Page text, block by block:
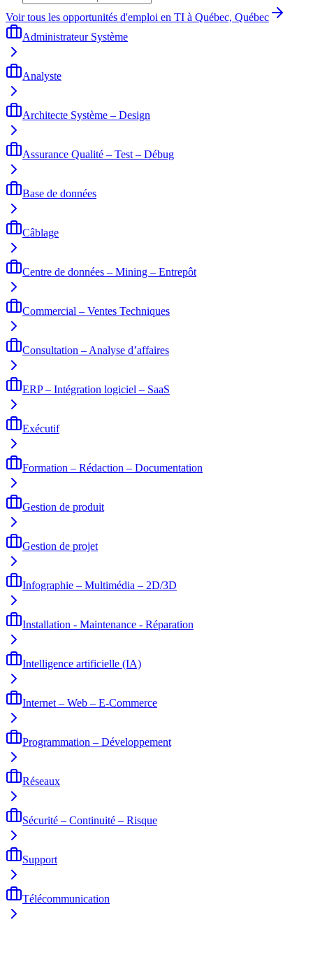
Voir tous les opportunités d'emploi en TI à Québec, Québec
Administrateur Système
Analyste
Architecte Système – Design
Assurance Qualité – Test – Débug
Base de données
Câblage
Centre de données – Mining – Entrepôt
Commercial – Ventes Techniques
Consultation – Analyse d’affaires
ERP – Intégration logiciel – SaaS
Exécutif
Formation – Rédaction – Documentation
Gestion de produit
Gestion de projet
Infographie – Multimédia – 2D/3D
Installation - Maintenance - Réparation
Intelligence artificielle (IA)
Internet – Web – E-Commerce
Programmation – Développement
Réseaux
Sécurité – Continuité – Risque
Support
Télécommunication